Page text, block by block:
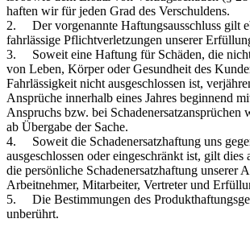
haften wir für jeden Grad des Verschuldens.
2. Der vorgenannte Haftungsausschluss gilt
fahrlässige Pflichtverletzungen unserer
3. Soweit eine Haftung für Schäden, die
von Leben, Körper oder Gesundheit des
Fahrlässigkeit nicht ausgeschlossen ist,
Ansprüche innerhalb eines Jahres beginnend
Anspruchs bzw. bei Schadenersatzansprüchen
ab Übergabe der Sache.
4. Soweit die Schadenersatzhaftung uns
ausgeschlossen oder eingeschränkt ist, gilt
die persönliche Schadenersatzhaftung unserer
Arbeitnehmer, Mitarbeiter, Vertreter und
5. Die Bestimmungen des
unberührt.